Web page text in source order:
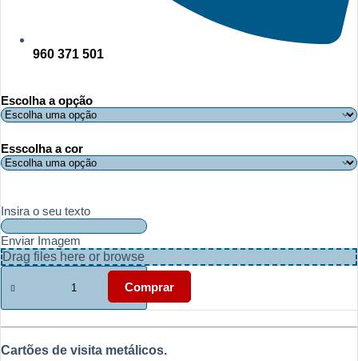
960 371 501
Escolha a opção
Esscolha a cor
Insira o seu texto
Enviar Imagem
Drag files here or browse
Quantidade
de
de
visita
-
Comprar
Cartões de visita metálicos.